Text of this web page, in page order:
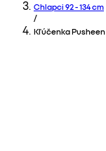
Chlapci 92 - 134 cm
/
Kľúčenka Pusheen